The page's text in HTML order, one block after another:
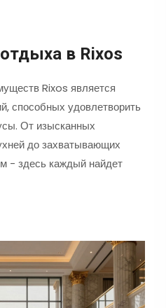
в Rixos
Rixos является
способных удовлетворить
От изысканных
до захватывающих
- здесь каждый найдет